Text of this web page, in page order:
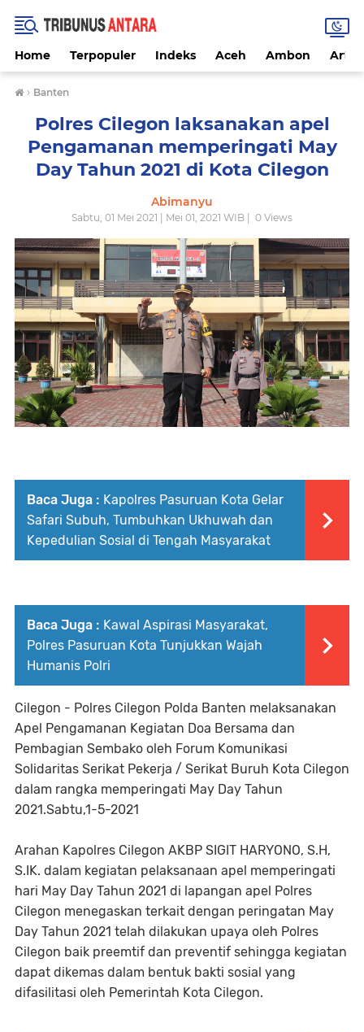
Home Terpopuler Indeks Aceh Ambon
› Banten
Polres Cilegon laksanakan apel
Pengamanan memperingati May
Day Tahun 2021 di Kota Cilegon
Abimanyu
Sabtu, 01 Mei 2021 | Mei 01, 2021 WIB | 0 Views
Baca Juga : Kapolres Pasuruan Kota Gelar
Safari Subuh, Tumbuhkan Ukhuwah dan
Kepedulian Sosial di Tengah Masyarakat
Baca Juga : Kawal Aspirasi Masyarakat,
Polres Pasuruan Kota Tunjukkan Wajah
Humanis Polri
Cilegon - Polres Cilegon Polda Banten melaksanakan
Apel Pengamanan Kegiatan Doa Bersama dan
Pembagian Sembako oleh Forum Komunikasi
Solidaritas Serikat Pekerja / Serikat Buruh Kota Cilegon
dalam rangka memperingati May Day Tahun
2021.Sabtu,1-5-2021
Arahan Kapolres Cilegon AKBP SIGIT HARYONO, S.H,
S.IK. dalam kegiatan pelaksanaan apel memperingati
hari May Day Tahun 2021 di lapangan apel Polres
Cilegon menegaskan terkait dengan peringatan May
Day Tahun 2021 telah dilakukan upaya oleh Polres
Cilegon baik preemtif dan preventif sehingga kegiatan
dapat dikemas dalam bentuk bakti sosial yang
difasilitasi oleh Pemerintah Kota Cilegon.